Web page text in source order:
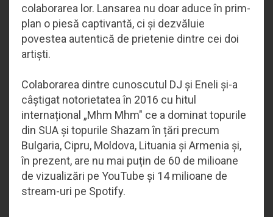
colaborarea lor. Lansarea nu doar aduce în prim-
plan o piesă captivantă, ci și dezvăluie
povestea autentică de prietenie dintre cei doi
artiști.
Colaborarea dintre cunoscutul DJ și Eneli și-a
câștigat notorietatea în 2016 cu hitul
internațional „Mhm Mhm" ce a dominat topurile
din SUA și topurile Shazam în țări precum
Bulgaria, Cipru, Moldova, Lituania și Armenia și,
în prezent, are nu mai puțin de 60 de milioane
de vizualizări pe YouTube și 14 milioane de
stream-uri pe Spotify.